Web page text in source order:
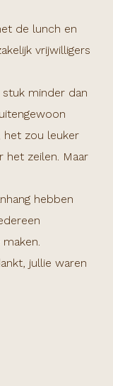
de lunch en
vrijwilligers
minder dan
het zou leuker
het zeilen. Maar
hebben
jullie waren